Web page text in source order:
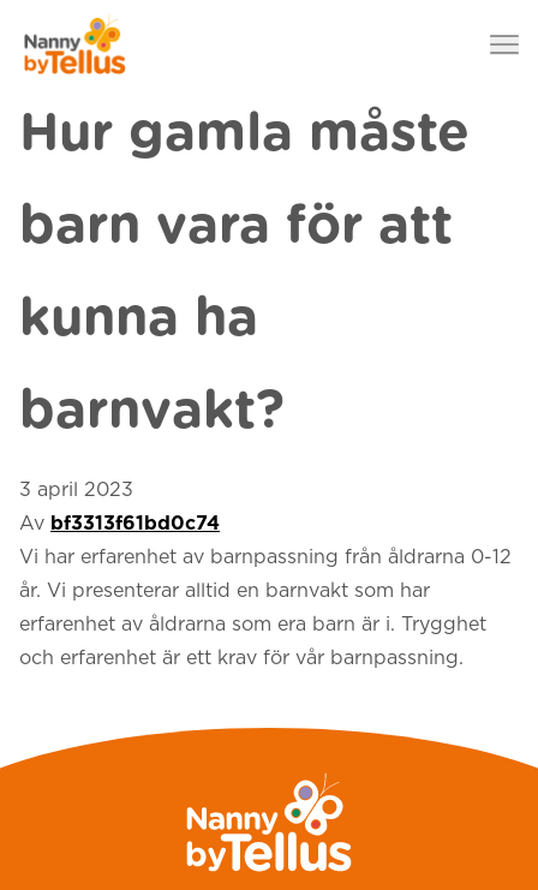
Nanny by Tellus
Hur gamla måste
barn vara för att
kunna ha
barnvakt?
3 april 2023
Av bf3313f61bd0c74
Vi har erfarenhet av barnpassning från åldrarna 0-12
år. Vi presenterar alltid en barnvakt som har
erfarenhet av åldrarna som era barn är i. Trygghet
och erfarenhet är ett krav för vår barnpassning.